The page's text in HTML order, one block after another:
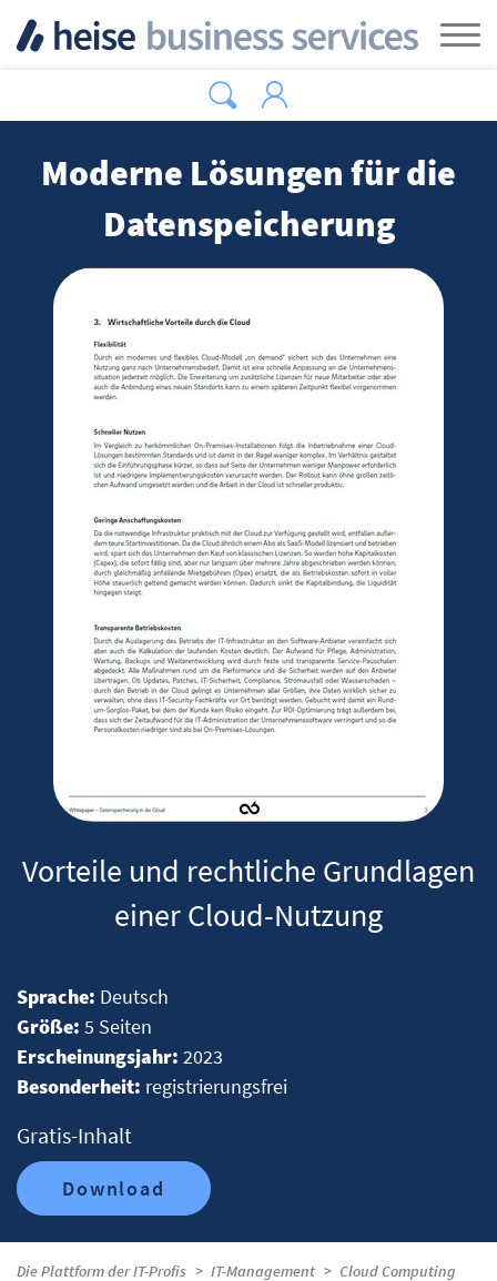
Moderne Lösungen für die
Datenspeicherung
Vorteile und rechtliche Grundlagen
einer Cloud-Nutzung
Sprache: Deutsch
Größe: 5 Seiten
Erscheinungsjahr: 2023
Besonderheit: registrierungsfrei
Gratis-Inhalt
Download
Die Plattform der IT-Profis IT-Management
Cloud Computing